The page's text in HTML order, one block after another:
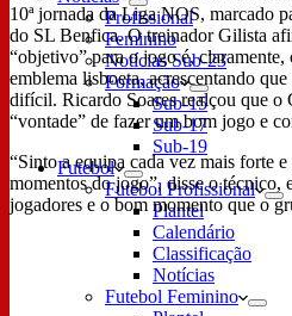
Profissional
Feminino
Notícias Sub-23
Formação
Sub-15
Sub-17
Sub-19
Futebol
Futebol Profissional
Plantel
Calendário
Classificação
Notícias
Futebol Feminino
10ª jornada da Liga NOS, marcado
do SL Benfica. O treinador Gilista
“objetivo” para o jogo é,
emblema lisboeta, acrescentando
difícil. Ricardo Soares realçou que o
“vontade” de fazer um bom jogo e
“Sinto a equipa cada vez mais forte
momentos do jogo”, disse o técnico,
jogadores e o bom momento que o